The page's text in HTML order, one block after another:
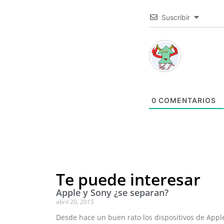
Suscribir
0 COMENTARIOS
Te puede interesar
Apple y Sony ¿se separan?
abril 20, 2015
Desde hace un buen rato los dispositivos de